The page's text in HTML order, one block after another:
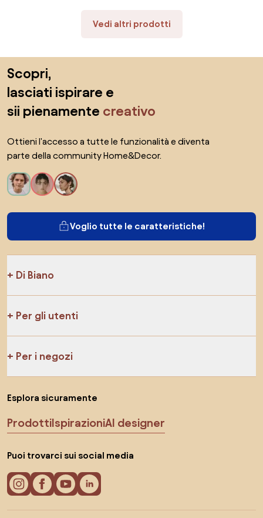
Vedi altri prodotti
Scopri,
lasciati ispirare e
sii pienamente creativo
Ottieni l'accesso a tutte le funzionalità e diventa
parte della community Home&Decor.
Voglio tutte le caratteristiche!
Di Biano
Per gli utenti
Per i negozi
Esplora sicuramente
ProdottiIspirazioniAI designer
Puoi trovarci sui social media